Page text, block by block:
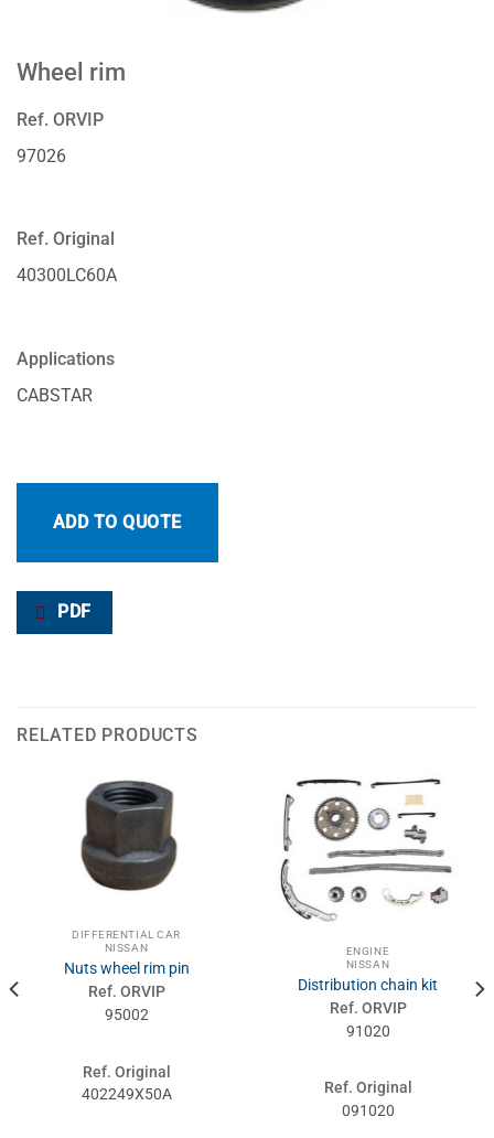
Wheel rim
Ref. ORVIP
97026
Ref. Original
40300LC60A
Applications
CABSTAR
ADD TO QUOTE
PDF
RELATED PRODUCTS
DIFFERENTIAL CAR
NISSAN
Nuts wheel rim pin
Ref. ORVIP
95002
Ref. Original
402249X50A
ENGINE
NISSAN
Distribution chain kit
Ref. ORVIP
91020
Ref. Original
091020